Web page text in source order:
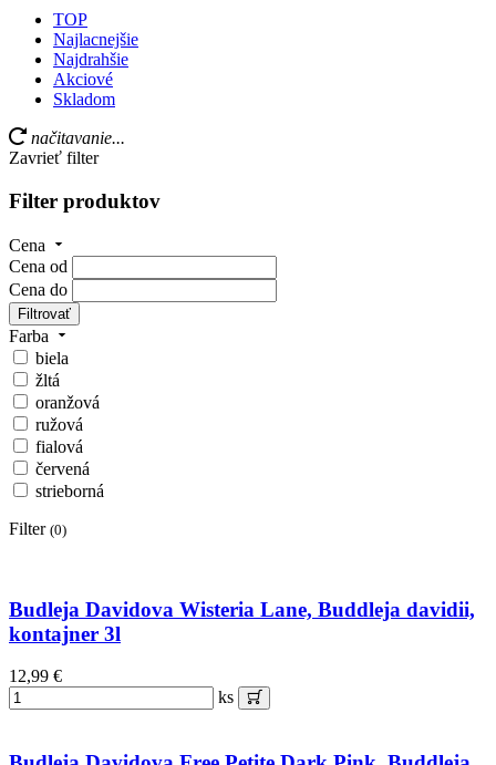
TOP
Najlacnejšie
Najdrahšie
Akciové
Skladom
načitavanie...
Zavrieť filter
Filter produktov
Cena
Cena od
Cena do
Filtrovať
Farba
biela
žltá
oranžová
ružová
fialová
červená
strieborná
Filter (0)
Budleja Davidova Wisteria Lane, Buddleja davidii,
kontajner 3l
12,99 €
ks